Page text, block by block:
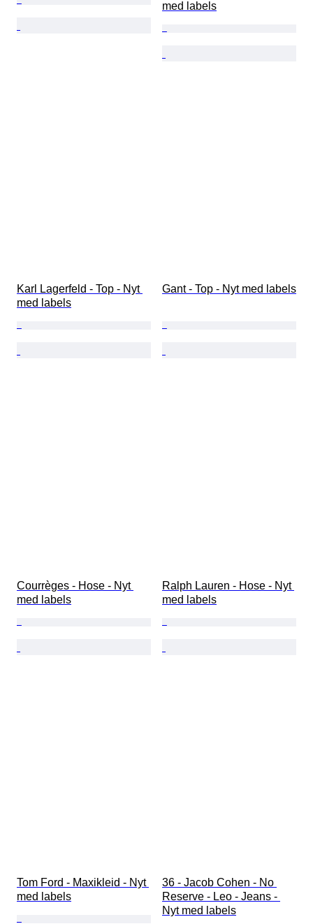
med labels
Karl Lagerfeld - Top - Nyt
med labels
Gant - Top - Nyt med labels
Courrèges - Hose - Nyt
med labels
Ralph Lauren - Hose - Nyt
med labels
Tom Ford - Maxikleid - Nyt
med labels
36 - Jacob Cohen - No
Reserve - Leo - Jeans -
Nyt med labels